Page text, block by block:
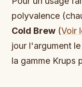
polyvalence
Cold Brew (Voir
jour l'argument
la gamme Krups